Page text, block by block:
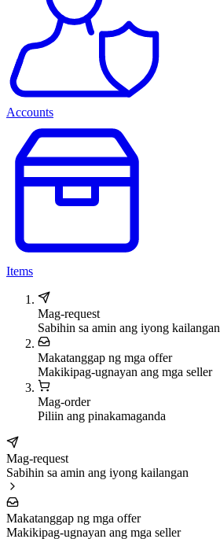
Accounts
Items
Mag-request
Sabihin sa amin ang iyong kailangan
Makatanggap ng mga offer
Makikipag-ugnayan ang mga seller
Mag-order
Piliin ang pinakamaganda
Mag-request
Sabihin sa amin ang iyong kailangan
Makatanggap ng mga offer
Makikipag-ugnayan ang mga seller